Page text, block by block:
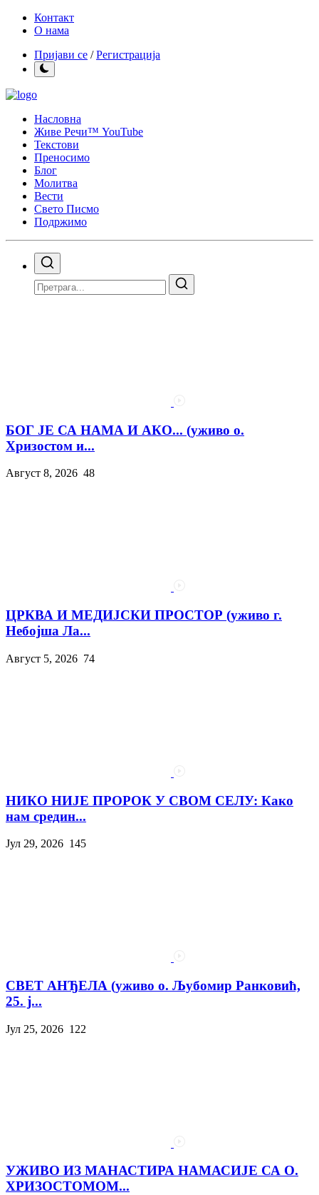
Контакт
О нама
Пријави се /Регистрација
Насловна
Живе Речи™ YouTube
Текстови
Преносимо
Блог
Молитва
Вести
Свето Писмо
Подржимо
БОГ ЈЕ СА НАМА И АКО... (уживо о.
Хризостом и...
Август 8, 2026 48
ЦРКВА И МЕДИЈСКИ ПРОСТОР (уживо г.
Небојша Ла...
Август 5, 2026 74
НИКО НИЈЕ ПРОРОК У СВОМ СЕЛУ: Како
нам средин...
Јул 29, 2026 145
СВЕТ АНЂЕЛА (уживо о. Љубомир Ранковић,
25. ј...
Јул 25, 2026 122
УЖИВО ИЗ МАНАСТИРА НАМАСИЈЕ СА О.
ХРИЗОСТОМОМ...